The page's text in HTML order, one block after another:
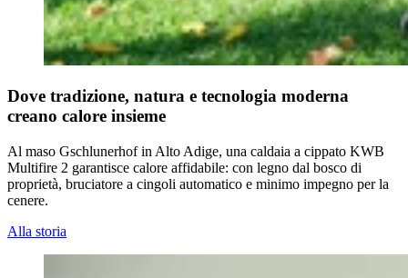
Dove tradizione, natura e tecnologia moderna
creano calore insieme
Al maso Gschlunerhof in Alto Adige, una caldaia a cippato KWB
Multifire 2 garantisce calore affidabile: con legno dal bosco di
proprietà, bruciatore a cingoli automatico e minimo impegno per la
cenere.
Alla storia